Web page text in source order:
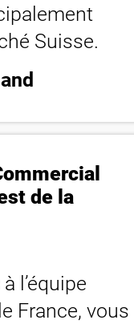
Suisse.
de la
l’équipe
France, vous